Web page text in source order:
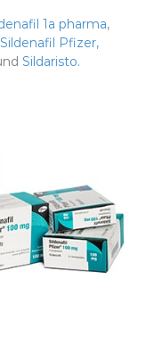
1a pharma,
Sildenafil Pfizer,
Sildaristo.